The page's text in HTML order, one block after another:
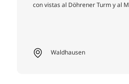
con vistas al Döhrener Turm y al
Waldhausen